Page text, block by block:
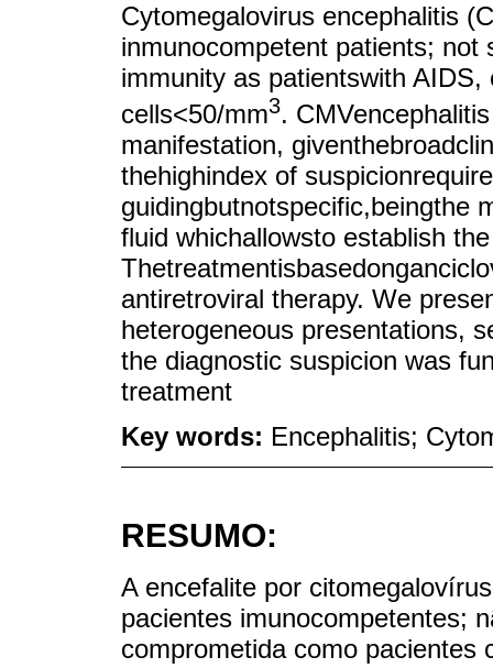
Cytomegalovirus encephalitis
inmunocompetent patients;
immunity as patientswith
cells<50/mm3.
manifestation,
thehighindex of
guidingbutnotspecific,beingthe
fluid whichallowsto establish
antiretroviral therapy. We
heterogeneous presentations,
the diagnostic suspicion was
treatment
Key words: Encephalitis;
RESUMO:
A encefalite por
pacientes imunocompetentes;
comprometida como pacientes